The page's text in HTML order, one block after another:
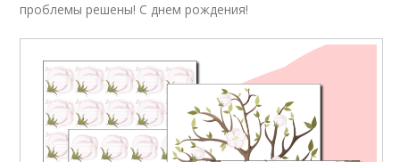
проблемы решены! С днем рождения!